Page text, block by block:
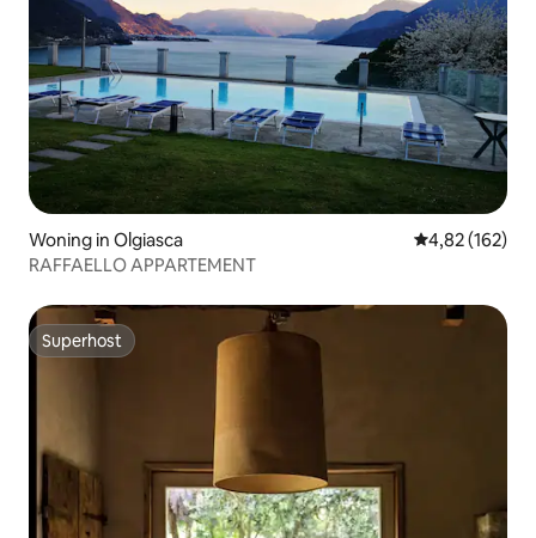
Woning in Olgiasca Gemiddelde
4,82 (162)
RAFFAELLO APPARTEMENT
Superhost
Superhost